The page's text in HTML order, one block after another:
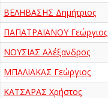
ΒΕΛΗΒΑΣΗΣ Δημήτριος
ΠΑΠΑΤΡΑΪΑΝΟΥ Γεώργιος
ΝΟΥΣΙΑΣ Αλέξανδρος
ΜΠΑΛΙΑΚΑΣ Γεώργιος
ΚΑΤΣΑΡΑΣ Χρήστος